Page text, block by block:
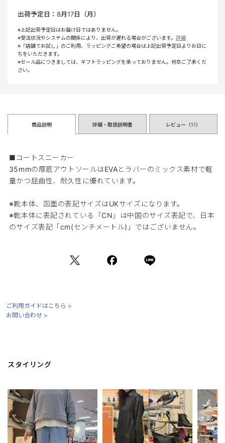
出荷予定日： 8月17日（月）
※上記出荷予定日はお届け日ではありません。
※受注状況やシステムの関係により、出荷が遅れる場合がございます。 詳細
※「店舗でお試し」のご利用、ラッピングご希望の場合は上記出荷予定日よりお日に
ちをいただきます。
※セール品につきましては、ギフトラッピングを承っておりません。何卒ご了承くだ
さい。
商品説明 詳細・取扱説明書 レビュー（11）
■コートスニーカー
35mmの厚底アウトソールはEVAとラバーのミックス素材で軽
量かつ屈曲性、耐久性に優れています。
※靴本体、函面の表記サイズはUKサイズになります。
※靴本体に表記されている「CN」は中国のサイズ表記で、日本
のサイズ表記「cm(センチメートル)」ではございません。
ご利用ガイドはこちら >
お問い合わせ >
スタイリング